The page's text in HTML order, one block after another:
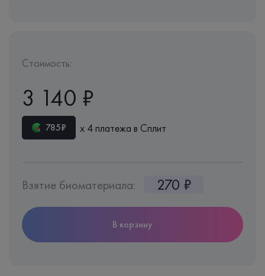
Стоимость:
3 140 ₽
785₽ х 4 платежа в Сплит
Взятие биоматериала: 270 ₽
В корзину